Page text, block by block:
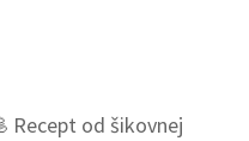
Recept od šikovnej